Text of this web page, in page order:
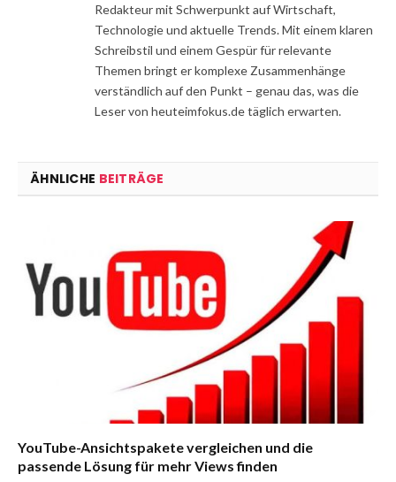
Redakteur mit Schwerpunkt auf Wirtschaft,
Technologie und aktuelle Trends. Mit einem klaren
Schreibstil und einem Gespür für relevante
Themen bringt er komplexe Zusammenhänge
verständlich auf den Punkt – genau das, was die
Leser von heuteimfokus.de täglich erwarten.
ÄHNLICHE BEITRÄGE
YouTube-Ansichtspakete vergleichen und die
passende Lösung für mehr Views finden